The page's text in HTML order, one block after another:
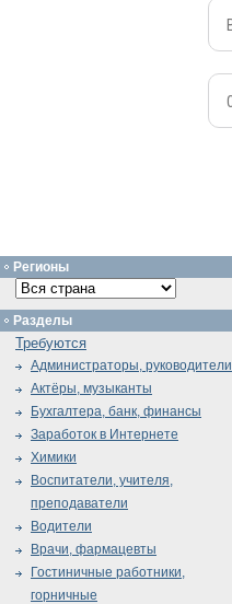
Регионы
Разделы
Требуются
Администраторы, руководители
Актёры, музыканты
Бухгалтера, банк, финансы
Заработок в Интернете
Химики
Воспитатели, учителя,
преподаватели
Водители
Врачи, фармацевты
Гостиничные работники,
горничные